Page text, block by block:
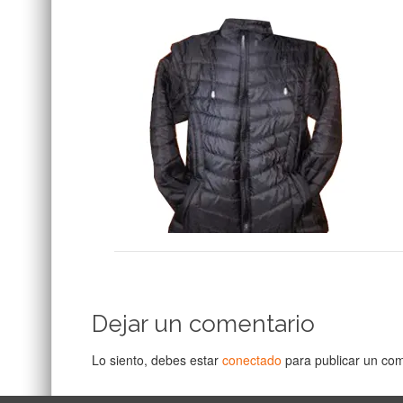
Dejar un comentario
Lo siento, debes estar conectado para publicar un